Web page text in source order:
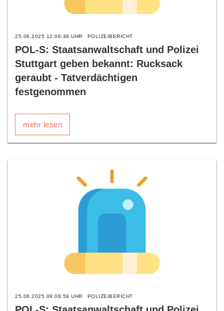
25.06.2025 12:06:49 UHR POLIZEIBERICHT
POL-S: Staatsanwaltschaft und Polizei
Stuttgart geben bekannt: Rucksack
geraubt - Tatverdächtigen
festgenommen
mehr lesen
25.06.2025 09:06:59 UHR POLIZEIBERICHT